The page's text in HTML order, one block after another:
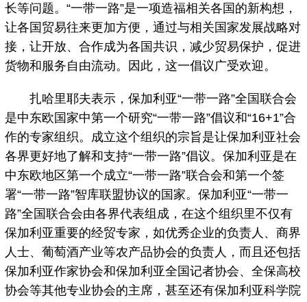
长等问题。“一带一路”是一项造福相关各国的新构想，
让各国贸易往来更加方便，通过与相关国家发展战略对
接，让开放、合作成为各国共识，减少贸易保护，促进
货物和服务自由流动。因此，这一倡议广受欢迎。
扎哈里耶夫表示，保加利亚“一带一路”全国联合会
是中东欧国家中第一个研究“一带一路”倡议和“16+1”合
作的专家组织。成立这个组织的宗旨是让保加利亚社会
各界更好地了解和支持“一带一路”倡议。保加利亚是在
中东欧地区第一个成立“一带一路”联合会和第一个签
署“一带一路”智库联盟协议的国家。保加利亚“一带一
路”全国联合会由各界代表组成，在这个组织里不仅有
保加利亚重要的经贸专家，如优秀企业的负责人、商界
人士、葡萄酒产业等农产品协会的负责人，而且还包括
保加利亚作家协会和保加利亚全国记者协会、全保高校
协会等其他专业协会的主席，甚至还有保加利亚科学院